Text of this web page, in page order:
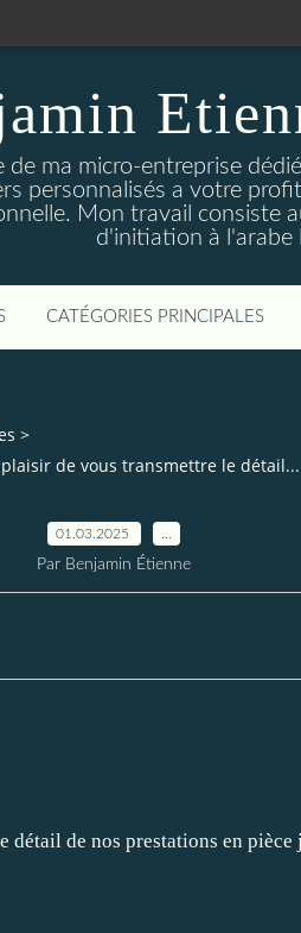
ma micro-entreprise
personnalisés a votre
Mon travail consiste
d'initiation à
CATÉGORIES PRINCIPALES
>
de vous transmettre le
01.03.2025
Par Benjamin Étienne
détail de nos prestations en pièce